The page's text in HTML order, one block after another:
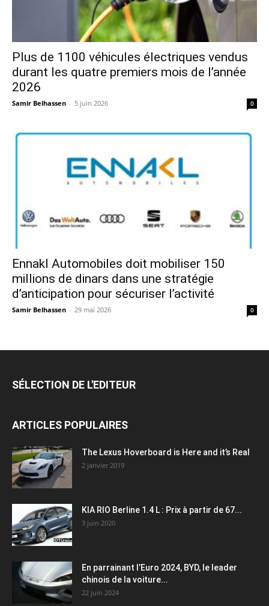
Plus de 1100 véhicules électriques vendus
durant les quatre premiers mois de l’année
2026
Samir Belhassen - 5 juin 2026 0
Ennakl Automobiles doit mobiliser 150
millions de dinars dans une stratégie
d’anticipation pour sécuriser l’activité
Samir Belhassen - 29 mai 2026 0
SÉLECTION DE L'EDITEUR
ARTICLES POPULAIRES
The Lexus Hoverboard is Here and it’s Real
2 janvier 2019
KIA RIO Berline 1.4 L : Prix à partir de 67...
3 juin 2020
En parrainant l’Euro 2024, BYD, le leader
chinois de la voiture...
22 juin 2024